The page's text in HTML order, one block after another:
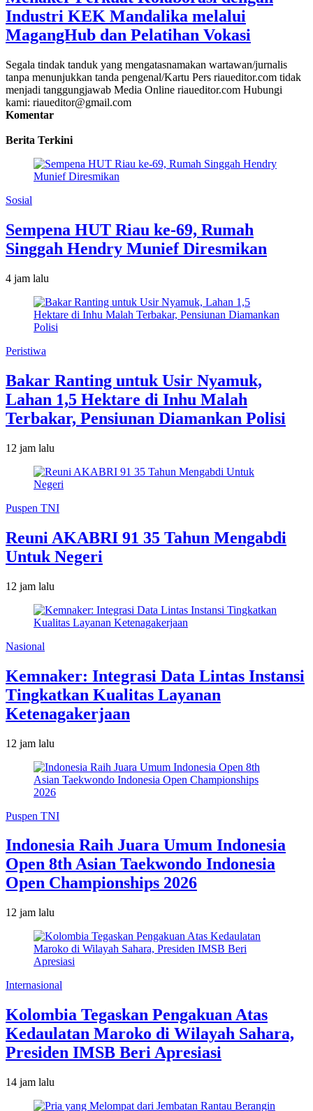
Industri KEK Mandalika melalui
MagangHub dan Pelatihan Vokasi
Segala tindak tanduk yang mengatasnamakan wartawan/jurnalis
tanpa menunjukkan tanda pengenal/Kartu Pers riaueditor.com tidak
menjadi tanggungjawab Media Online riaueditor.com Hubungi
kami: riaueditor@gmail.com
Komentar
Berita Terkini
Sosial
Sempena HUT Riau ke-69, Rumah
Singgah Hendry Munief Diresmikan
4 jam lalu
Peristiwa
Bakar Ranting untuk Usir Nyamuk,
Lahan 1,5 Hektare di Inhu Malah
Terbakar, Pensiunan Diamankan Polisi
12 jam lalu
Puspen TNI
Reuni AKABRI 91 35 Tahun Mengabdi
Untuk Negeri
12 jam lalu
Nasional
Kemnaker: Integrasi Data Lintas Instansi
Tingkatkan Kualitas Layanan
Ketenagakerjaan
12 jam lalu
Puspen TNI
Indonesia Raih Juara Umum Indonesia
Open 8th Asian Taekwondo Indonesia
Open Championships 2026
12 jam lalu
Internasional
Kolombia Tegaskan Pengakuan Atas
Kedaulatan Maroko di Wilayah Sahara,
Presiden IMSB Beri Apresiasi
14 jam lalu